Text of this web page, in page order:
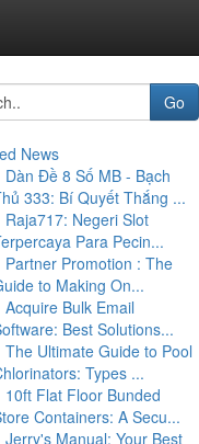
Go
News
Dàn Đề 8 Số MB - Bạch
333: Bí Quyết Thắng ...
Raja717: Negeri Slot
Para Pecin...
Partner Promotion : The
to Making On...
Acquire Bulk Email
Best Solutions...
The Ultimate Guide to Pool
Types ...
10ft Flat Floor Bunded
Containers: A Secu...
Jerry's Manual: Your Best